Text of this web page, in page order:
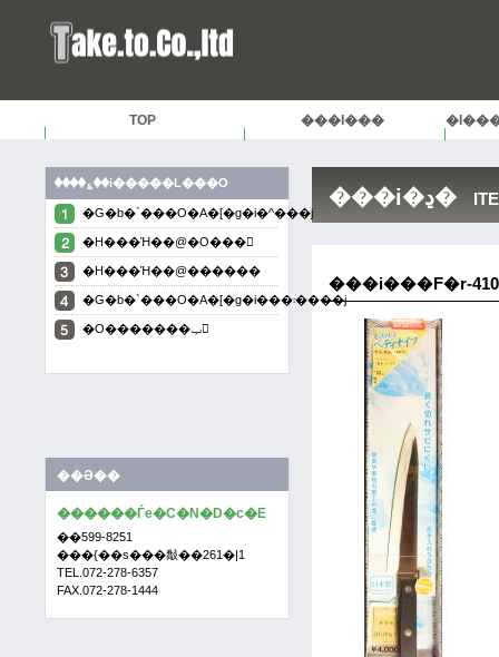
���i�ڍ�
���i���F�r-
TOP ���i���
����؏��i�����L���O
�G�b�`���O�A�[�g�i�^���j
�H���Ή��@�O���
�H���Ή��@������
�G�b�`���O�A�[�g�i���܃����j
�O�������ݕ
��Ə��
������Ѓe�C�N�D�c�E
��599-8251
���{��s���敽��261�|1
TEL.072-278-6357
FAX.072-278-1444